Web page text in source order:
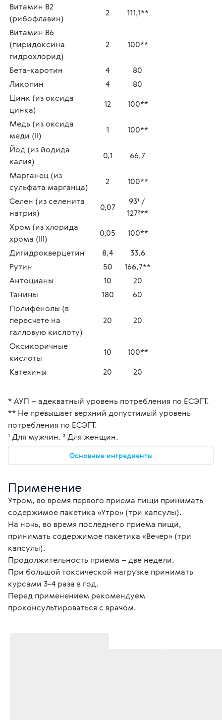
Витамин В2
(рибофлавин)
2
111,1**
Витамин В6
(пиридоксина
гидрохлорид)
2 100**
Бета-каротин 4
80
Ликопин
4
80
Цинк (из оксида
цинка)
12
100**
Медь (из оксида
меди (II)
1
100**
Йод (из йодида
калия)
0,1
66,7
Марганец (из
сульфата марганца)
2
100**
Селен (из селенита
натрия)
0,07
93¹ /
127²**
Хром (из хлорида
хрома (III)
0,05
100**
Дигидрокверцетин
8,4
33,6
Рутин
50
166,7**
Антоцианы
10
20
Танины
180
60
Полифенолы (в
пересчете на
галловую кислоту)
20 20
Оксикоричные
кислоты
10
100**
Катехины
20 20
* АУП – адекватный уровень потребления по ЕСЭГТ.
** Не превышает верхний допустимый уровень
потребления по ЕСЭГТ.
¹ Для мужчин. ² Для женщин.
Основные ингредиенты
Применение
Утром, во время первого приема пищи принимать
содержимое пакетика «Утро» (три капсулы).
На ночь, во время последнего приема пищи,
принимать содержимое пакетика «Вечер» (три
капсулы).
Продолжительность приема – две недели.
При большой токсической нагрузке принимать
курсами 3-4 раза в год.
Перед применением рекомендуем
проконсультироваться с врачом.